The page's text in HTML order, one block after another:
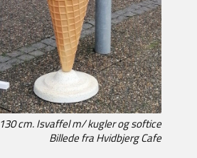
130 cm. Isvaffel m/ kugler og softice
Billede fra Hvidbjerg Cafe